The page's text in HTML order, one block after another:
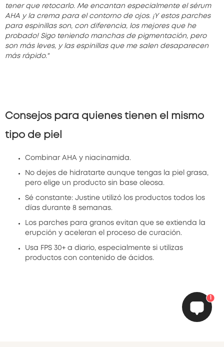
tener que retocarlo. Me encantan especialmente el sérum
AHA y la crema para el contorno de ojos. ¡Y estos parches
para espinillas son, con diferencia, los mejores que he
probado! Sigo teniendo manchas de pigmentación, pero
son más leves, y las espinillas que me salen desaparecen
más rápido."
Consejos para quienes tienen el mismo
tipo de piel
Combinar AHA y niacinamida.
No dejes de hidratarte aunque tengas la piel grasa,
pero elige un producto sin base oleosa.
Sé constante: Justine utilizó los productos todos los
días durante 8 semanas.
Los parches para granos evitan que se extienda la
erupción y aceleran el proceso de curación.
Usa FPS 30+ a diario, especialmente si utilizas
productos con contenido de ácidos.
1